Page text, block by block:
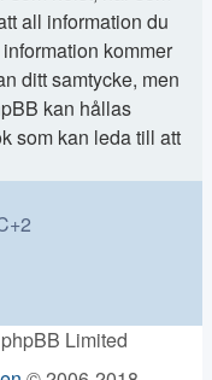
all information du
kommer
ditt samtycke, men
kan hållas
som kan leda till att
Limited